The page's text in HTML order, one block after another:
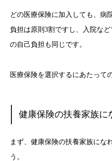
どの医療保険に加入しても、病
負担は原則3割ですし、入院な
の自己負担も同じです。
医療保険を選択するにあたって
健康保険の扶養家族に
まず、健康保険の扶養家族にな
う。